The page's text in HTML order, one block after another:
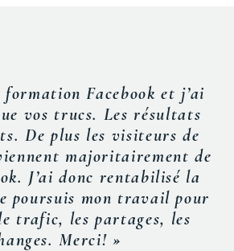
Facebook et j’ai
vos trucs. Les résultats
De plus les visiteurs de
majoritairement de
J’ai donc rentabilisé la
poursuis mon travail pour
trafic, les partages, les
Merci! »